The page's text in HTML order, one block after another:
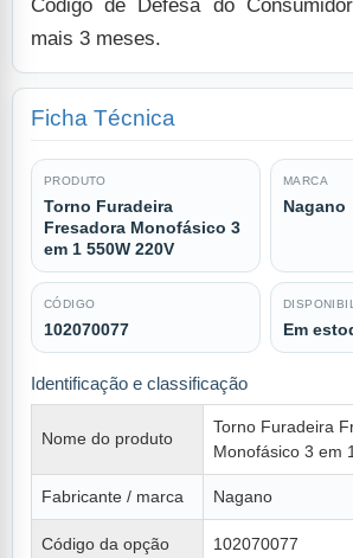
Código de Defesa do
mais 3 meses.
Ficha Técnica
PRODUTO
Torno Furadeira
Fresadora Monofásico 3
em 1 550W 220V
MARCA
Nagano
CÓDIGO
102070077 Em
Identificação e classificação
Nome do produto
Torno Furadeira
Monofásico 3 em
Fabricante / marca Nagano
Código da opção 102070077